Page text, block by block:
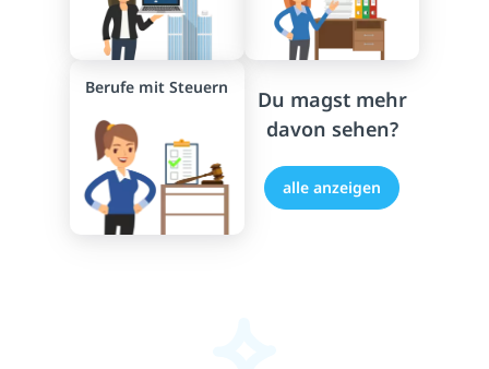
Berufe mit Steuern
Du magst mehr
davon sehen?
alle anzeigen